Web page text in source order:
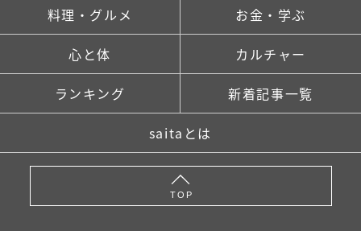
料理・グルメ お金・学ぶ
心と体 カルチャー
ランキング 新着記事一覧
saitaとは
TOP